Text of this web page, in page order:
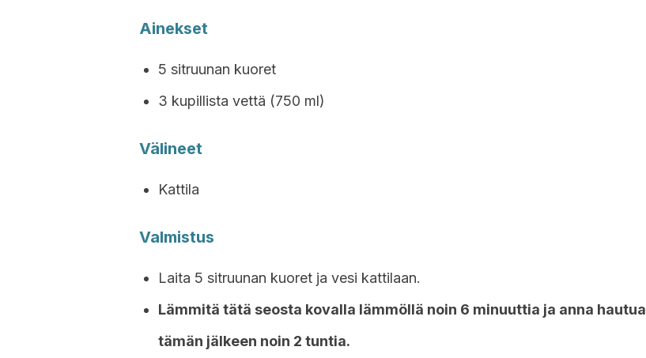
Ainekset
5 sitruunan kuoret
3 kupillista vettä (750 ml)
Välineet
Kattila
Valmistus
Laita 5 sitruunan kuoret ja vesi kattilaan.
Lämmitä tätä seosta kovalla lämmöllä noin 6 minuuttia ja anna hautua
tämän jälkeen noin 2 tuntia.